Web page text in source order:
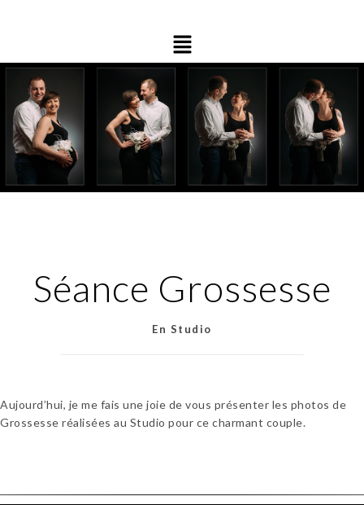
Séance Grossesse
En Studio
Aujourd’hui, je me fais une joie de vous présenter les photos de
Grossesse réalisées au Studio pour ce charmant couple.